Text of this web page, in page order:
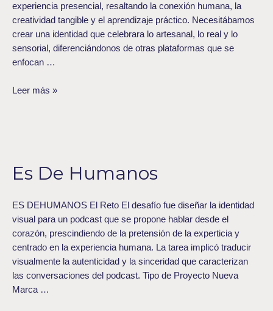
experiencia presencial, resaltando la conexión humana, la
creatividad tangible y el aprendizaje práctico. Necesitábamos
crear una identidad que celebrara lo artesanal, lo real y lo
sensorial, diferenciándonos de otras plataformas que se
enfocan …
Leer más »
Es De Humanos
ES DEHUMANOS El Reto El desafío fue diseñar la identidad
visual para un podcast que se propone hablar desde el
corazón, prescindiendo de la pretensión de la experticia y
centrado en la experiencia humana. La tarea implicó traducir
visualmente la autenticidad y la sinceridad que caracterizan
las conversaciones del podcast. Tipo de Proyecto Nueva
Marca …
Humanos